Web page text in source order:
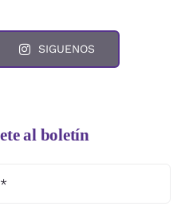
SIGUENOS
al boletín